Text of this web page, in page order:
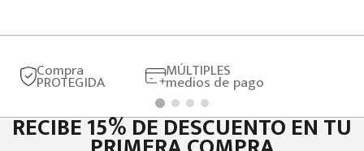
Compra
PROTEGIDA
MÚLTIPLES
medios de pago
RECIBE 15% DE DESCUENTO EN TU